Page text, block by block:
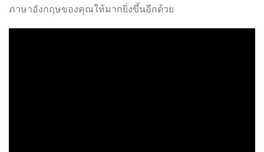
ภาษาอังกฤษของคุณให้มากยิ่งขึ้นอีกด้วย